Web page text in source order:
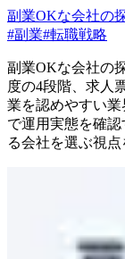
副業OKな会社の
#副業#転職戦略
副業OKな会社の
度の4段階、求人
業を認めやすい
で運用実態を確
る会社を選ぶ視点